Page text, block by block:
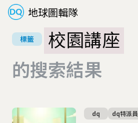
地球圖輯隊
標籤
校園講座
的搜索結果
dq dq特派員